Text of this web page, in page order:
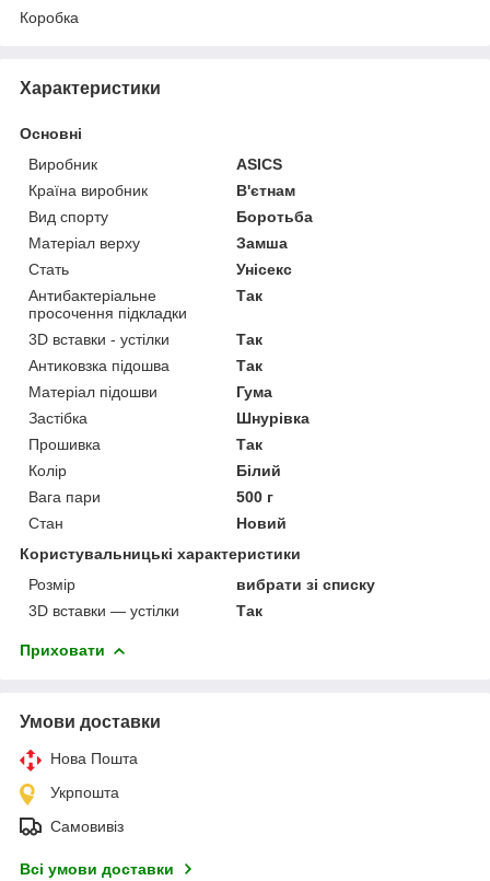
Коробка
Характеристики
Основні
Виробник
ASICS
Країна виробник
В'єтнам
Вид спорту
Боротьба
Матеріал верху
Замша
Стать
Унісекс
Антибактеріальне
просочення підкладки
Так
3D вставки - устілки
Так
Антиковзка підошва
Так
Матеріал підошви
Гума
Застібка
Шнурівка
Прошивка
Так
Колір
Білий
Вага пари
500 г
Стан
Новий
Користувальницькі характеристики
Розмір
вибрати зі списку
3D вставки — устілки
Так
Приховати
Умови доставки
Нова Пошта
Укрпошта
Самовивіз
Всі умови доставки